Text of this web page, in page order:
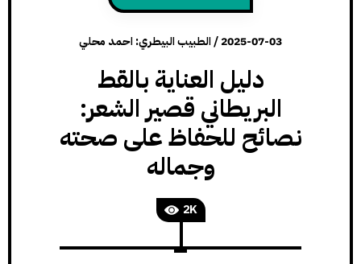
2025-07-03
/الطبيب البيطري: احمد محلي
دليل العناية بالقط
البريطاني قصير الشعر:
نصائح للحفاظ على صحته
وجماله
2K